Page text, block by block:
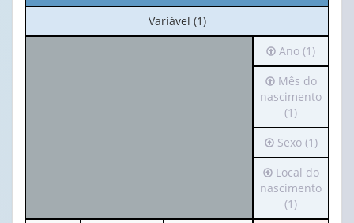
No
cabeçalho:
Variável (1)
Irá
para
o
cabeçalho
(possui
apenas
1
valor):
Ano
Ano (1)
Irá
para
cabeçalho
(possui
apenas
1
valor):
Mês do
nascimento
(1)
Irá
para
o
cabeçalho
(possui
Sexo (1)
Irá
para
cabeçalho
Local do
nascimento
(1)